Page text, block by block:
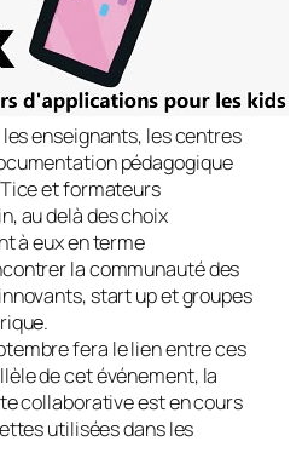
les enseignants, les centres
pédagogique
et formateurs
au delà des choix
à eux en terme
la communauté des
start up et groupes
fera le lien entre ces
de cet événement, la
collaborative est en cours
utilisées dans les